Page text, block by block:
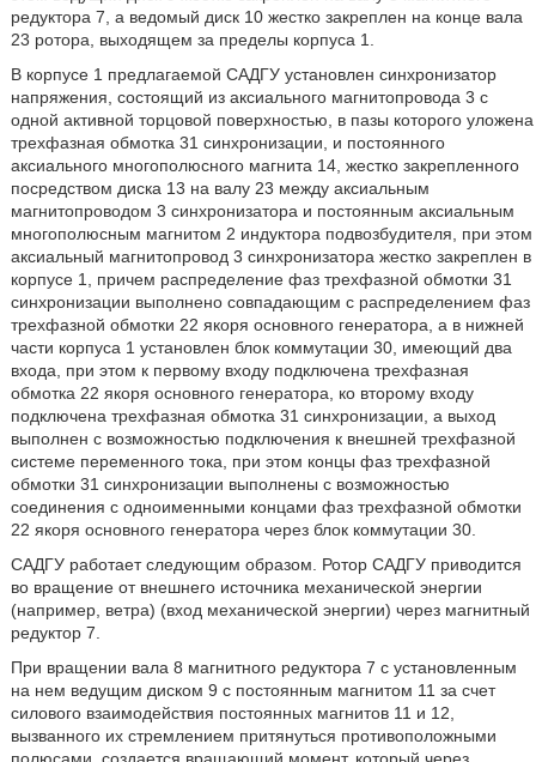
редуктора 7, а ведомый диск 10 жестко закреплен на конце вала
23 ротора, выходящем за пределы корпуса 1.
В корпусе 1 предлагаемой САДГУ установлен синхронизатор
напряжения, состоящий из аксиального магнитопровода 3 с
одной активной торцовой поверхностью, в пазы которого уложена
трехфазная обмотка 31 синхронизации, и постоянного
аксиального многополюсного магнита 14, жестко закрепленного
посредством диска 13 на валу 23 между аксиальным
магнитопроводом 3 синхронизатора и постоянным аксиальным
многополюсным магнитом 2 индуктора подвозбудителя, при этом
аксиальный магнитопровод 3 синхронизатора жестко закреплен в
корпусе 1, причем распределение фаз трехфазной обмотки 31
синхронизации выполнено совпадающим с распределением фаз
трехфазной обмотки 22 якоря основного генератора, а в нижней
части корпуса 1 установлен блок коммутации 30, имеющий два
входа, при этом к первому входу подключена трехфазная
обмотка 22 якоря основного генератора, ко второму входу
подключена трехфазная обмотка 31 синхронизации, а выход
выполнен с возможностью подключения к внешней трехфазной
системе переменного тока, при этом концы фаз трехфазной
обмотки 31 синхронизации выполнены с возможностью
соединения с одноименными концами фаз трехфазной обмотки
22 якоря основного генератора через блок коммутации 30.
САДГУ работает следующим образом. Ротор САДГУ приводится
во вращение от внешнего источника механической энергии
(например, ветра) (вход механической энергии) через магнитный
редуктор 7.
При вращении вала 8 магнитного редуктора 7 с установленным
на нем ведущим диском 9 с постоянным магнитом 11 за счет
силового взаимодействия постоянных магнитов 11 и 12,
вызванного их стремлением притянуться противоположными